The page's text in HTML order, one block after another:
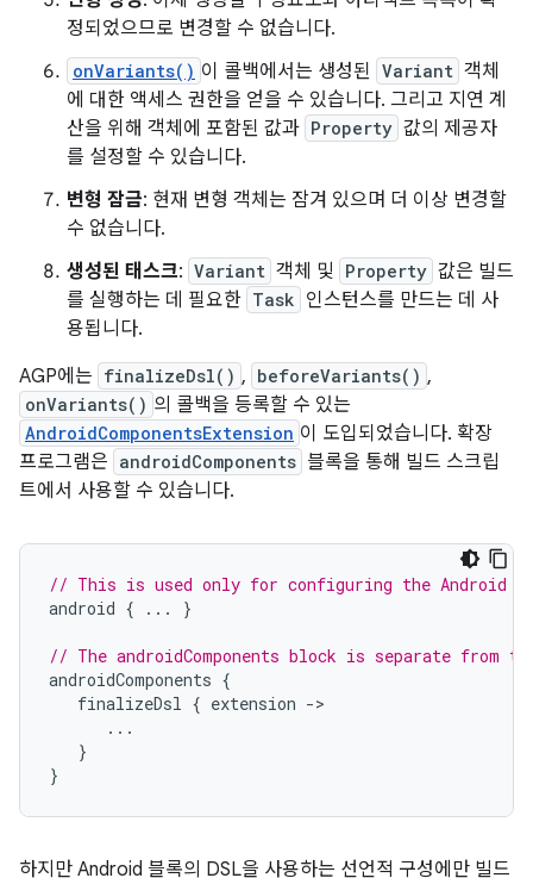
정되었으므로 변경할 수 없습니다.
onVariants() 이 콜백에서는 생성된 Variant 객체
에 대한 액세스 권한을 얻을 수 있습니다. 그리고 지연 계
산을 위해 객체에 포함된 값과 Property 값의 제공자
를 설정할 수 있습니다.
변형 잠금: 현재 변형 객체는 잠겨 있으며 더 이상 변경할
수 없습니다.
생성된 태스크: Variant 객체 및 Property 값은 빌드
를 실행하는 데 필요한 Task 인스턴스를 만드는 데 사
용됩니다.
AGP에는 finalizeDsl() , beforeVariants() ,
onVariants() 의 콜백을 등록할 수 있는
AndroidComponentsExtension 이 도입되었습니다. 확장
프로그램은 androidComponents 블록을 통해 빌드 스크립
트에서 사용할 수 있습니다.
// This is used only for configuring the Android
android { ... }
// The androidComponents block is separate from
androidComponents {
finalizeDsl { extension -
...
}
}
하지만 Android 블록의 DSL을 사용하는 선언적 구성에만 빌드